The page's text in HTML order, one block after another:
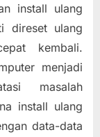
install ulang
direset ulang
kembali.
menjadi
masalah
install ulang
data-data